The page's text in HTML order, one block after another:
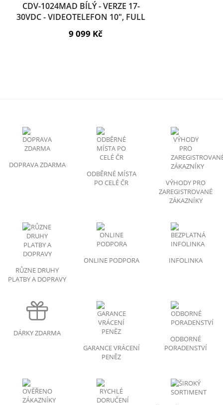
CDV-1024MAD BÍLÝ - VERZE 17-
30VDC - VIDEOTELEFON 10", FULL
HD, DOTYK., PAMĚŤ
9 099 Kč
DOPRAVA ZDARMA
ODBĚRNÉ MÍSTA
PO CELÉ ČR
VÝHODY PRO
ZAREGISTROVANÉ
ZÁKAZNÍKY
RŮZNE DRUHY
PLATBY A DOPRAVY
ONLINE PODPORA INFOLINKA
DÁRKY ZDARMA
GARANCE VRÁCENÍ
PENĚZ
ODBORNÉ
PORADENSTVÍ